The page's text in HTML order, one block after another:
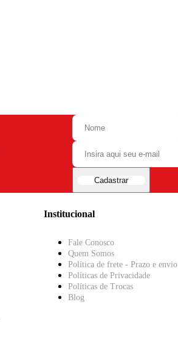
Cadastrar
Institucional
Fale Conosco
Quem Somos
Política de frete - Prazo e envio
Políticas de Privacidade
Políticas de Trocas
Blog